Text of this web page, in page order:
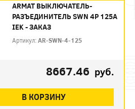
ARMAT ВЫКЛЮЧАТЕЛЬ-
РАЗЪЕДИНИТЕЛЬ SWN 4P 125А
IEK - ЗАКАЗ
Артикул:AR-SWN-4-125
8667.46 руб.
В КОРЗИНУ